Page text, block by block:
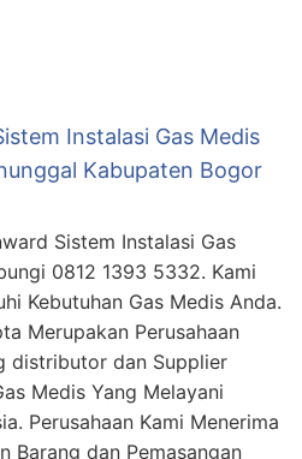
Instalasi Gas Medis
Kabupaten Bogor
Sistem Instalasi Gas
0812 1393 5332. Kami
Kebutuhan Gas Medis Anda.
Merupakan Perusahaan
distributor dan Supplier
Medis Yang Melayani
Perusahaan Kami Menerima
Barang dan Pemasangan